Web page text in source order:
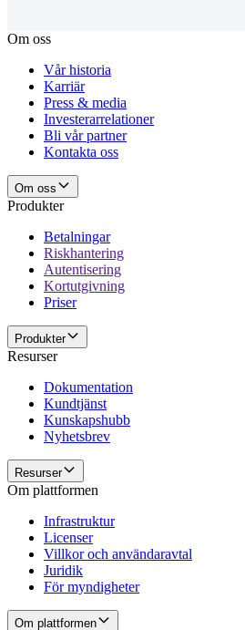
Om oss
Vår historia
Karriär
Press & media
Investerarrelationer
Bli vår partner
Kontakta oss
Om oss
Produkter
Betalningar
Riskhantering
Autentisering
Kortutgivning
Priser
Produkter
Resurser
Dokumentation
Kundtjänst
Kunskapshubb
Nyhetsbrev
Resurser
Om plattformen
Infrastruktur
Licenser
Villkor och användaravtal
Juridik
För myndigheter
Om plattformen